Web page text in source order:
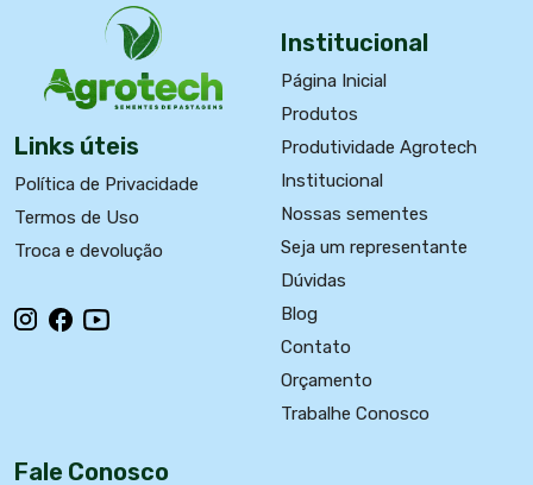
Links úteis
Política de Privacidade
Termos de Uso
Troca e devolução
Institucional
Página Inicial
Produtos
Produtividade Agrotech
Institucional
Nossas sementes
Seja um representante
Dúvidas
Blog
Contato
Orçamento
Trabalhe Conosco
Fale Conosco